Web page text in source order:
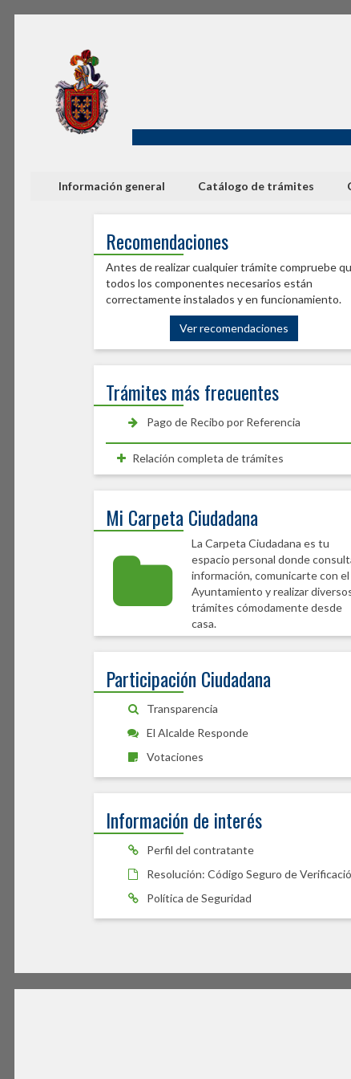
Información general Catálogo de trámites
Recomendaciones
Antes de realizar cualquier trámite compruebe
todos los componentes necesarios están
correctamente instalados y en funcionamiento.
Ver recomendaciones
Trámites más frecuentes
Pago de Recibo por Referencia
Relación completa de trámites
Mi Carpeta Ciudadana
La Carpeta Ciudadana es tu
espacio personal donde
información, comunicarte con el
Ayuntamiento y realizar
trámites cómodamente desde
casa.
Participación Ciudadana
Transparencia
El Alcalde Responde
Votaciones
Información de interés
Perfil del contratante
Resolución: Código Seguro de
Política de Seguridad